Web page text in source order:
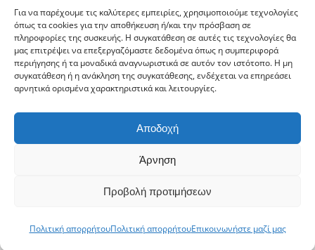
Για να παρέχουμε τις καλύτερες εμπειρίες, χρησιμοποιούμε τεχνολογίες
όπως τα cookies για την αποθήκευση ή/και την πρόσβαση σε
πληροφορίες της συσκευής. Η συγκατάθεση σε αυτές τις τεχνολογίες θα
μας επιτρέψει να επεξεργαζόμαστε δεδομένα όπως η συμπεριφορά
περιήγησης ή τα μοναδικά αναγνωριστικά σε αυτόν τον ιστότοπο. Η μη
συγκατάθεση ή η ανάκληση της συγκατάθεσης, ενδέχεται να επηρεάσει
αρνητικά ορισμένα χαρακτηριστικά και λειτουργίες.
Αποδοχή
Άρνηση
Προβολή προτιμήσεων
Πολιτική απορρήτουΠολιτική απορρήτουΕπικοινωνήστε μαζί μας
4
(JYU):emilia.l.ahlstrom@jyu.fi
ΧΡΉΣΙΜΟΙ ΣΎΝΔΕΣΜΟΙ
Εναλλαγή
Σχετικά με το